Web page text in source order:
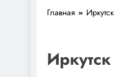
Главная Иркутск
Иркутск